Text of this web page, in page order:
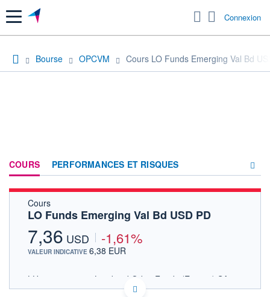
Menu Connexion
Bourse OPCVM Cours LO Funds Emerging Val Bd
COURS PERFORMANCES ET RISQUES
Cours
LO Funds Emerging Val Bd USD PD
7,36 USD -1,61%
VALEUR INDICATIVE 6,38 EUR
LU0476248355 - Lombard Odier Funds (Europe) SA
OPCVM DERNIER COURS CONNU AU 09/04/2025